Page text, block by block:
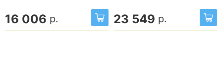
16 006 р. 23 549 р.